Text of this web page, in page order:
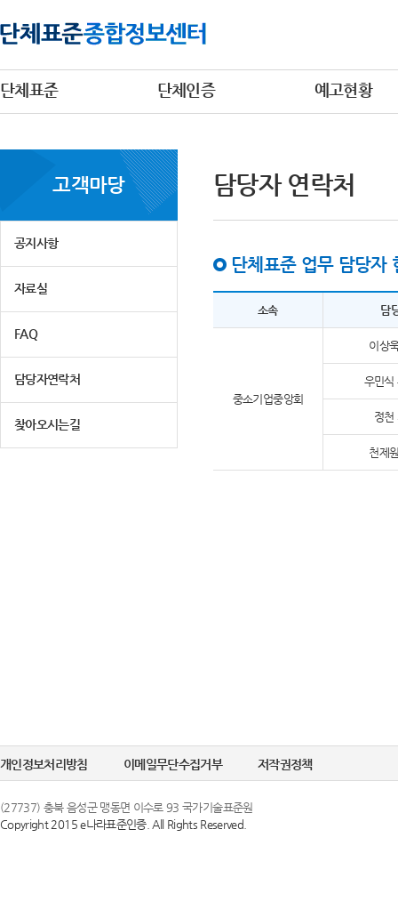
단체표준 단체인증 예고현황
고객마당
공지사항
자료실
FAQ
담당자연락처
찾아오시는길
담당자 연락처
단체표준 업무 담당자
소속 담
중소기업중앙회
이상
우민식
정천
천제
개인정보처리방침 이메일무단수집거부 저작권정책
(27737) 충북 음성군 맹동면 이수로 93 국가기술표준원
Copyright 2015 e나라표준인증. All Rights Reserved.